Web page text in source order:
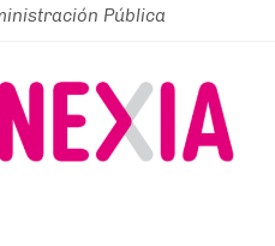
Pública